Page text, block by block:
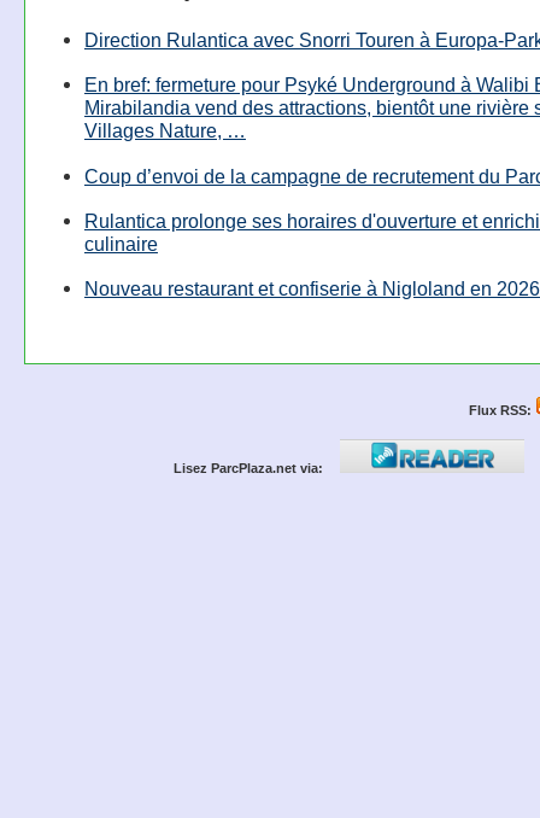
Direction Rulantica avec Snorri Touren à Europa-
En bref: fermeture pour Psyké Underground à Walibi
Mirabilandia vend des attractions, bientôt une rivière
Villages Nature, …
Coup d’envoi de la campagne de recrutement du
Rulantica prolonge ses horaires d'ouverture et
culinaire
Nouveau restaurant et confiserie à Nigloland en 2026
Flux RSS:
Lisez ParcPlaza.net via: